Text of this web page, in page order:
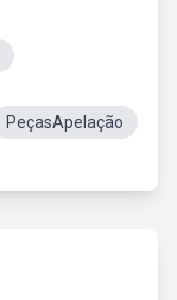
PeçasApelação